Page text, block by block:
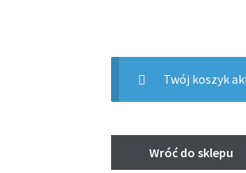
Twój koszyk
Wróć do sklepu